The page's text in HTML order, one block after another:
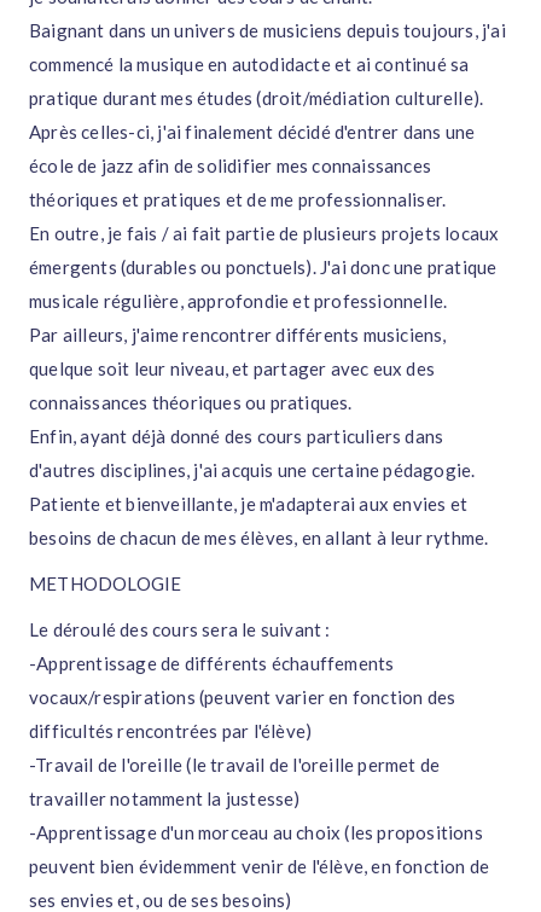
Baignant dans un univers de musiciens depuis toujours, j'ai
commencé la musique en autodidacte et ai continué sa
pratique durant mes études (droit/médiation culturelle).
Après celles-ci, j'ai finalement décidé d'entrer dans une
école de jazz afin de solidifier mes connaissances
théoriques et pratiques et de me professionnaliser.
En outre, je fais / ai fait partie de plusieurs projets locaux
émergents (durables ou ponctuels). J'ai donc une pratique
musicale régulière, approfondie et professionnelle.
Par ailleurs, j'aime rencontrer différents musiciens,
quelque soit leur niveau, et partager avec eux des
connaissances théoriques ou pratiques.
Enfin, ayant déjà donné des cours particuliers dans
d'autres disciplines, j'ai acquis une certaine pédagogie.
Patiente et bienveillante, je m'adapterai aux envies et
besoins de chacun de mes élèves, en allant à leur rythme.
METHODOLOGIE
Le déroulé des cours sera le suivant :
-Apprentissage de différents échauffements
vocaux/respirations (peuvent varier en fonction des
difficultés rencontrées par l'élève)
-Travail de l'oreille (le travail de l'oreille permet de
travailler notamment la justesse)
-Apprentissage d'un morceau au choix (les propositions
peuvent bien évidemment venir de l'élève, en fonction de
ses envies et, ou de ses besoins)